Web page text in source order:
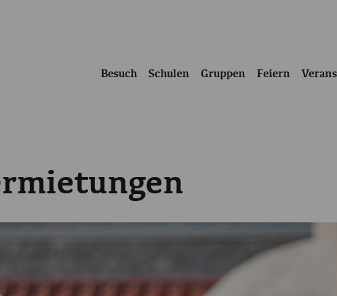
Besuch Schulen Gruppen Feiern